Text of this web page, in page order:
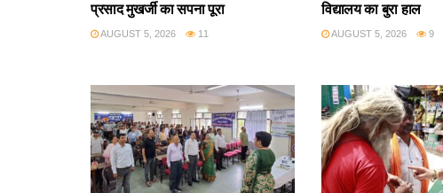
प्रसाद मुखर्जी का सपना पूरा
AUGUST 5, 2026 11
विद्यालय का बुरा हाल
AUGUST 5, 2026 9